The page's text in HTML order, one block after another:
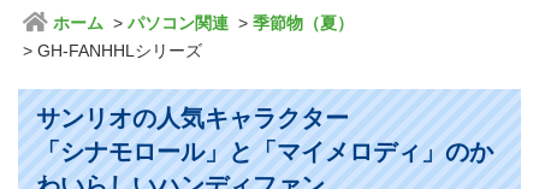
ホーム パソコン関連
季節物（夏）
GH-FANHHLシリーズ
サンリオの人気キャラクター
「シナモロール」と「マイメロディ」のか